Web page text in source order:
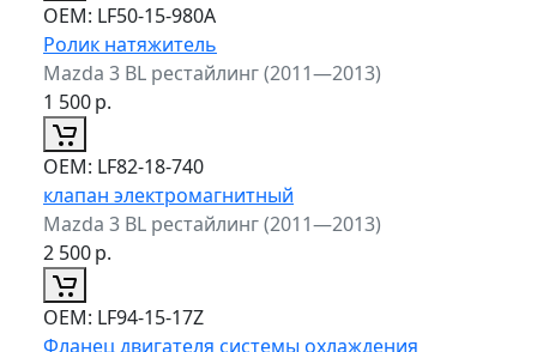
ОЕМ: LF50-15-980A
Ролик натяжитель
Mazda 3 BL рестайлинг (2011—2013)
1 500р.
ОЕМ: LF82-18-740
клапан электромагнитный
Mazda 3 BL рестайлинг (2011—2013)
2 500р.
ОЕМ: LF94-15-17Z
Фланец двигателя системы охлаждения